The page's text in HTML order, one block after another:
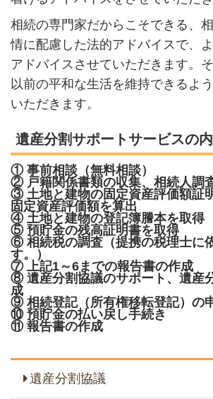
相続の専門家だからこそできる、
情に配慮した法的アドバイスで、
アドバイスさせていただきます。
以前の平和な生活を維持できるよ
いただきます。
遺産分割サポートサービスの
① 事前相談（無料相談）
② 戸籍関係書類の収集、相続人調
③ 土地と建物の固定資産評価額証
固定資産評価額を算出
④ 土地と建物の登記簿謄本を取得
⑤ 預貯金の残高証明書を取得
⑥ 相続税の調査（提携の税理士に
す。）
⑦ 上記1～6までの報告書の作成
⑧ 遺産分割協議のサポート、遺産
成
⑨ 相続登記（所有権移転登記）の
⑩ 預貯金の払い戻し手続き
⑪ 報告書の作成
遺産分割協議